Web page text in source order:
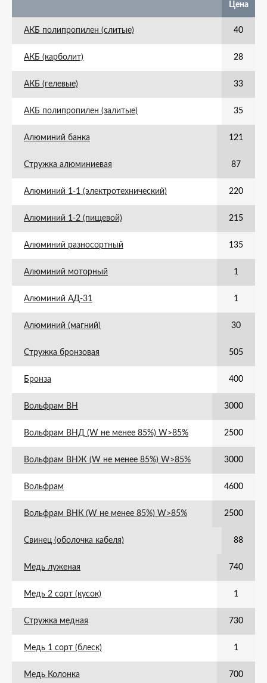
Цена
АКБ полипропилен (слитые) 40
АКБ (карболит) 28
АКБ (гелевые) 33
АКБ полипропилен (залитые) 35
Алюминий банка 121
Стружка алюминиевая 87
Алюминий 1-1 (электротехнический) 220
Алюминий 1-2 (пищевой) 215
Алюминий разносортный 135
Алюминий моторный 1
Алюминий АД-31 1
Алюминий (магний) 30
Стружка бронзовая 505
Бронза 400
Вольфрам ВН 3000
Вольфрам ВНД (W не менее 85%) W>85% 2500
Вольфрам ВНЖ (W не менее 85%) W>85% 3000
Вольфрам 4600
Вольфрам ВНК (W не менее 85%) W>85% 2500
Свинец (оболочка кабеля) 88
Медь луженая 740
Медь 2 сорт (кусок) 1
Стружка медная 730
Медь 1 сорт (блеск) 1
Медь Колонка 700